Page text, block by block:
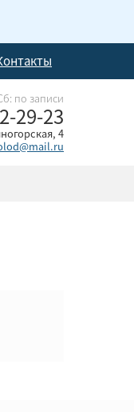
по записи
29-23
4